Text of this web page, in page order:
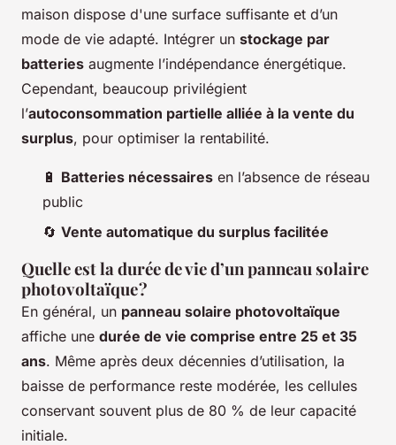
maison dispose d'une surface suffisante et d’un
mode de vie adapté. Intégrer un stockage par
batteries augmente l’indépendance énergétique.
Cependant, beaucoup privilégient
l’autoconsommation partielle alliée à la vente du
surplus, pour optimiser la rentabilité.
🔋 Batteries nécessaires en l’absence de réseau
public
🔄 Vente automatique du surplus facilitée
Quelle est la durée de vie d’un panneau solaire
photovoltaïque ?
En général, un panneau solaire photovoltaïque
affiche une durée de vie comprise entre 25 et 35
ans. Même après deux décennies d’utilisation, la
baisse de performance reste modérée, les cellules
conservant souvent plus de 80 % de leur capacité
initiale.